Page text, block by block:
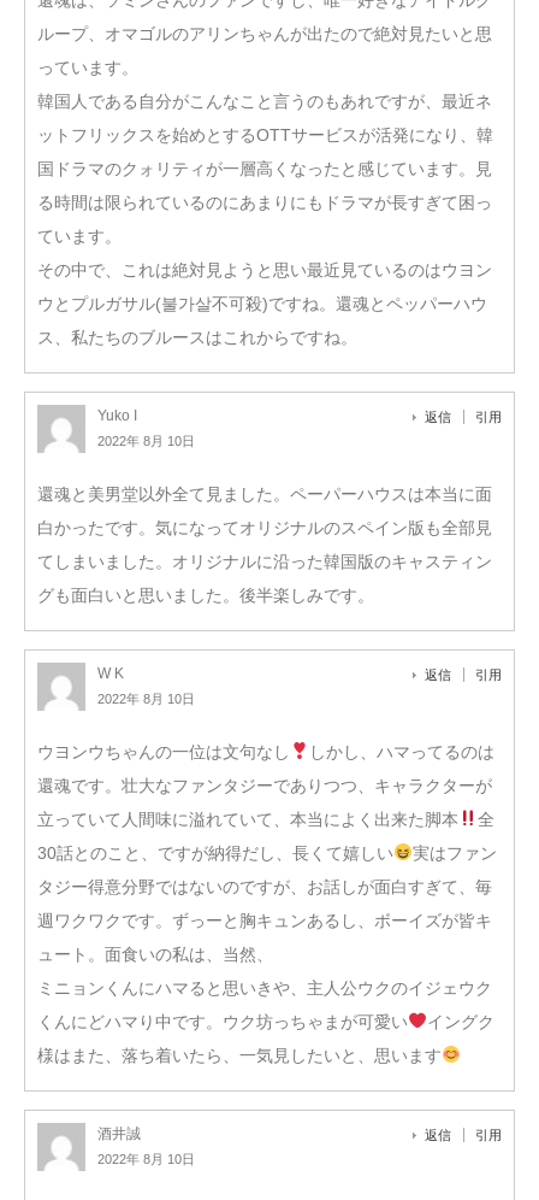
ループ、オマゴルのアリンちゃんが出たので絶対見たいと思
っています。
韓国人である自分がこんなこと言うのもあれですが、最近ネ
ットフリックスを始めとするOTTサービスが活発になり、韓
国ドラマのクォリティが一層高くなったと感じています。見
る時間は限られているのにあまりにもドラマが長すぎて困っ
ています。
その中で、これは絶対見ようと思い最近見ているのはウヨン
ウとプルガサル(불가살不可殺)ですね。還魂とペッパーハウ
ス、私たちのブルースはこれからですね。
Yuko I
2022年 8月 10日
返信 引用
還魂と美男堂以外全て見ました。ペーパーハウスは本当に面
白かったです。気になってオリジナルのスペイン版も全部見
てしまいました。オリジナルに沿った韓国版のキャスティン
グも面白いと思いました。後半楽しみです。
W K
2022年 8月 10日
返信 引用
ウヨンウちゃんの一位は文句なし
しかし、ハマってるのは
還魂です。壮大なファンタジーでありつつ、キャラクターが
立っていて人間味に溢れていて、本当によく出来た脚本
全
30話とのこと、ですが納得だし、長くて嬉しい
実はファン
タジー得意分野ではないのですが、お話しが面白すぎて、毎
週ワクワクです。ずっーと胸キュンあるし、ボーイズが皆キ
ュート。面食いの私は、当然、
ミニョンくんにハマると思いきや、主人公ウクのイジェウク
くんにどハマり中です。ウク坊っちゃまが可愛い
イングク
様はまた、落ち着いたら、一気見したいと、思います
酒井誠
2022年 8月 10日
返信 引用